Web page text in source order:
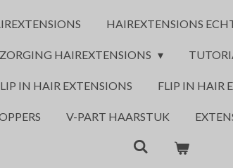
HAIREXTENSIONS
HAIREXTENSIONS
IN HAIR EXTENSIONS FLIP IN HAIR
V-PART HAARSTUK